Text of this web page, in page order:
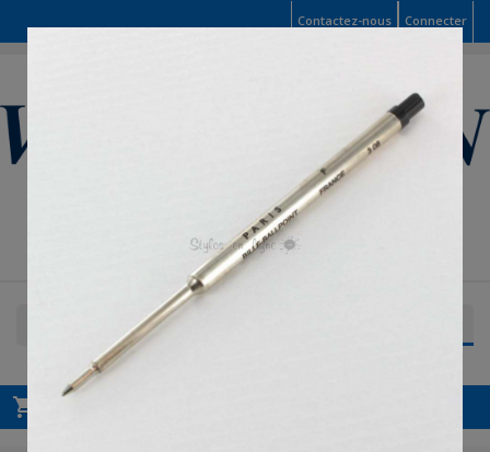
Contactez-nous Connecter
shopping_cart Panier